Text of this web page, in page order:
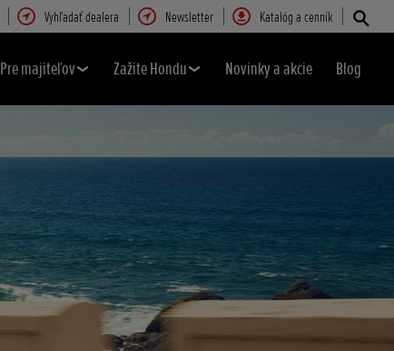
Vyhľadať dealera Newsletter Katalóg a cenník
Pre majiteľov Zažite Hondu Novinky a akcie Blog